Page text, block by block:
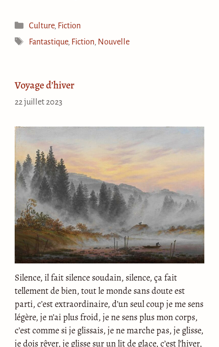
Catégories
Culture, Fiction
Étiquettes
Fantastique, Fiction, Nouvelle
Voyage d’hiver
22 juillet 2023
Silence, il fait silence soudain, silence, ça fait
tellement de bien, tout le monde sans doute est
parti, c’est extraordinaire, d’un seul coup je me sens
légère, je n’ai plus froid, je ne sens plus mon corps,
c’est comme si je glissais, je ne marche pas, je glisse,
je dois rêver, je glisse sur un lit de glace, c’est l’hiver,